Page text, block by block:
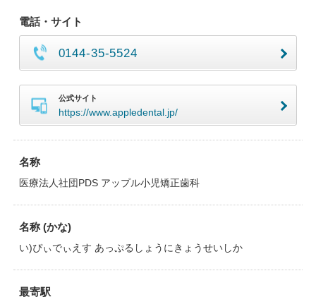
電話・サイト
0144-35-5524
公式サイト
https://www.appledental.jp/
名称
医療法人社団PDS アップル小児矯正歯科
名称 (かな)
い)ぴぃでぃえす あっぷるしょうにきょうせいしか
最寄駅